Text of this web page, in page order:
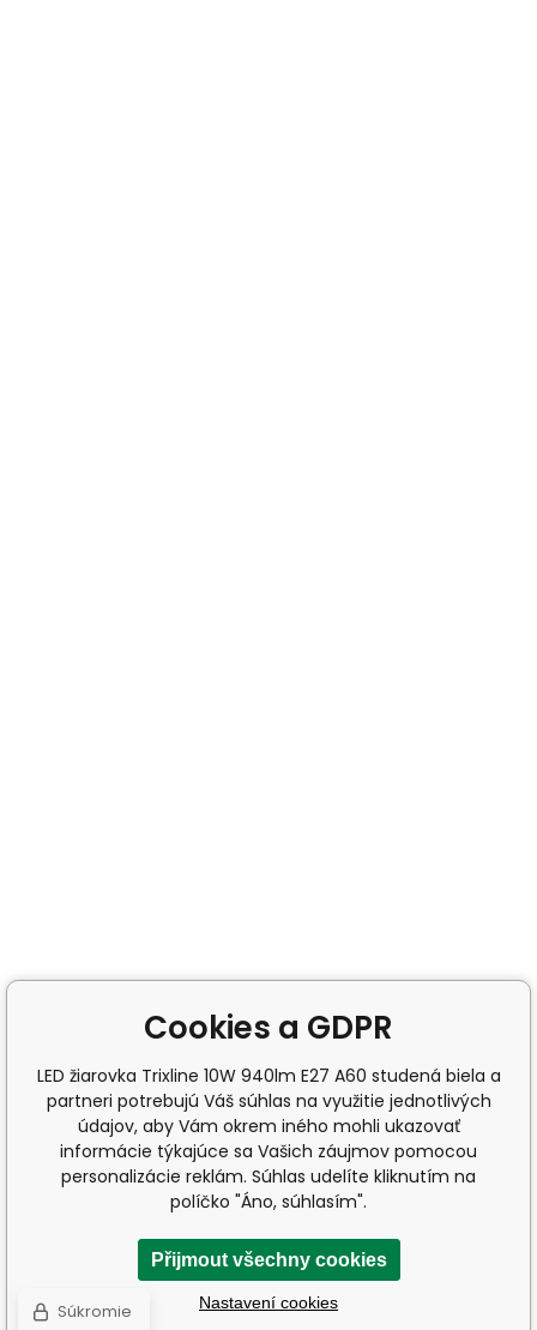
Cookies a GDPR
LED žiarovka Trixline 10W 940lm E27 A60 studená biela a
partneri potrebujú Váš súhlas na využitie jednotlivých
údajov, aby Vám okrem iného mohli ukazovať
informácie týkajúce sa Vašich záujmov pomocou
personalizácie reklám. Súhlas udelíte kliknutím na
políčko "Áno, súhlasím".
Přijmout všechny cookies
Nastavení cookies
Súkromie